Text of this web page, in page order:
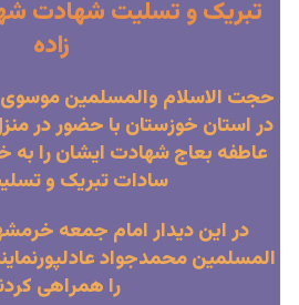
تبریک و تسلیت شهادت
زاده
حجت الاسلام والمسلمین موسوی
در استان خوزستان با حضور در
عاطفه بعاج شهادت ایشان را به
سادات تبریک و
در این دیدار امام جمعه
المسلمین محمدجواد
را همراهی